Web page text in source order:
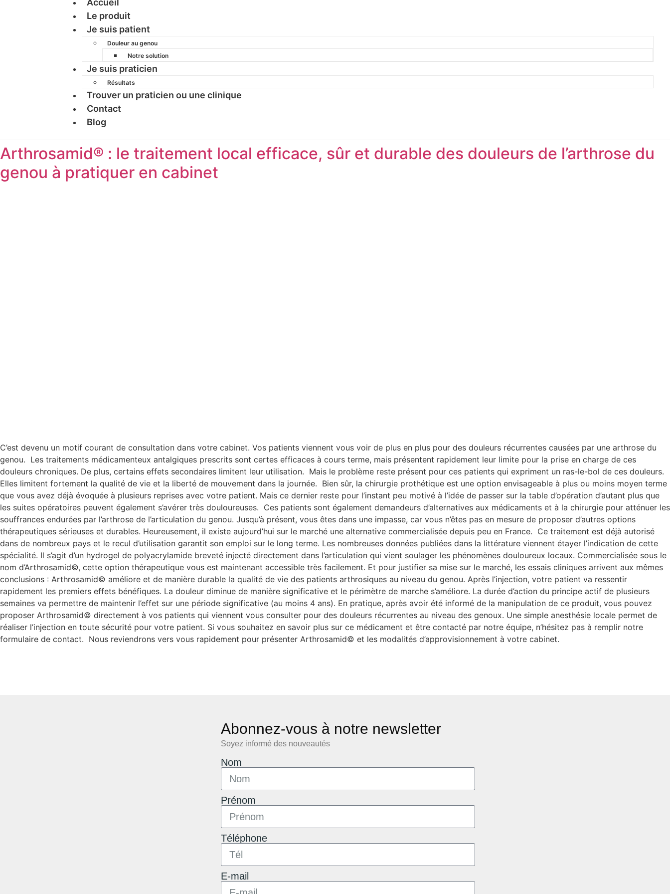
Accueil
Le produit
Je suis patient
Douleur au genou
Notre solution
Je suis praticien
Résultats
Trouver un praticien ou une clinique
Contact
Blog
Arthrosamid® : le traitement local efficace, sûr et durable des douleurs de l’arthrose du
genou à pratiquer en cabinet
C’est devenu un motif courant de consultation dans votre cabinet. Vos patients viennent vous voir de plus en plus pour des douleurs récurrentes causées par une arthrose du
genou. Les traitements médicamenteux antalgiques prescrits sont certes efficaces à cours terme, mais présentent rapidement leur limite pour la prise en charge de ces
douleurs chroniques. De plus, certains effets secondaires limitent leur utilisation. Mais le problème reste présent pour ces patients qui expriment un ras-le-bol de ces douleurs.
Elles limitent fortement la qualité de vie et la liberté de mouvement dans la journée. Bien sûr, la chirurgie prothétique est une option envisageable à plus ou moins moyen terme
que vous avez déjà évoquée à plusieurs reprises avec votre patient. Mais ce dernier reste pour l’instant peu motivé à l’idée de passer sur la table d’opération d’autant plus que
les suites opératoires peuvent également s’avérer très douloureuses. Ces patients sont également demandeurs d’alternatives aux médicaments et à la chirurgie pour atténuer les
souffrances endurées par l’arthrose de l’articulation du genou. Jusqu’à présent, vous êtes dans une impasse, car vous n’êtes pas en mesure de proposer d’autres options
thérapeutiques sérieuses et durables. Heureusement, il existe aujourd’hui sur le marché une alternative commercialisée depuis peu en France. Ce traitement est déjà autorisé
dans de nombreux pays et le recul d’utilisation garantit son emploi sur le long terme. Les nombreuses données publiées dans la littérature viennent étayer l’indication de cette
spécialité. Il s’agit d’un hydrogel de polyacrylamide breveté injecté directement dans l’articulation qui vient soulager les phénomènes douloureux locaux. Commercialisée sous le
nom d’Arthrosamid©, cette option thérapeutique vous est maintenant accessible très facilement. Et pour justifier sa mise sur le marché, les essais cliniques arrivent aux mêmes
conclusions : Arthrosamid© améliore et de manière durable la qualité de vie des patients arthrosiques au niveau du genou. Après l’injection, votre patient va ressentir
rapidement les premiers effets bénéfiques. La douleur diminue de manière significative et le périmètre de marche s’améliore. La durée d’action du principe actif de plusieurs
semaines va permettre de maintenir l’effet sur une période significative (au moins 4 ans). En pratique, après avoir été informé de la manipulation de ce produit, vous pouvez
proposer Arthrosamid© directement à vos patients qui viennent vous consulter pour des douleurs récurrentes au niveau des genoux. Une simple anesthésie locale permet de
réaliser l’injection en toute sécurité pour votre patient. Si vous souhaitez en savoir plus sur ce médicament et être contacté par notre équipe, n’hésitez pas à remplir notre
formulaire de contact. Nous reviendrons vers vous rapidement pour présenter Arthrosamid© et les modalités d’approvisionnement à votre cabinet.
Abonnez-vous à notre newsletter
Soyez informé des nouveautés
Nom
Prénom
Téléphone
E-mail